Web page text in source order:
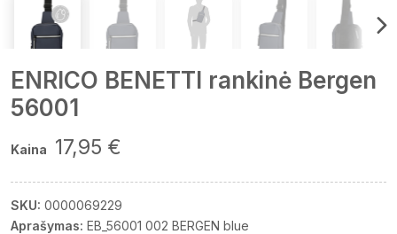
ENRICO BENETTI rankinė Bergen
56001
Kaina 17,95 €
SKU: 0000069229
Aprašymas: EB_56001 002 BERGEN blue